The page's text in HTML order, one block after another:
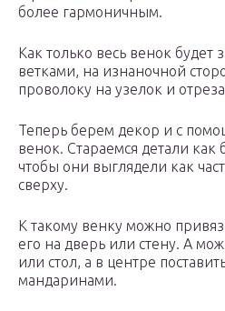
более гармоничным.
Как только весь венок будет
ветками, на изнаночной
проволоку на узелок и
Теперь берем декор и с
венок. Стараемся детали как
чтобы они выглядели как
сверху.
К такому венку можно
его на дверь или стену. А
или стол, а в центре
мандаринами.